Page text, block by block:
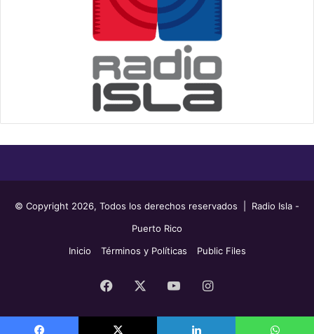
© Copyright 2026, Todos los derechos reservados | Radio Isla -
Puerto Rico
Inicio
Términos y Políticas Public Files
Facebook YouTubeInstagram